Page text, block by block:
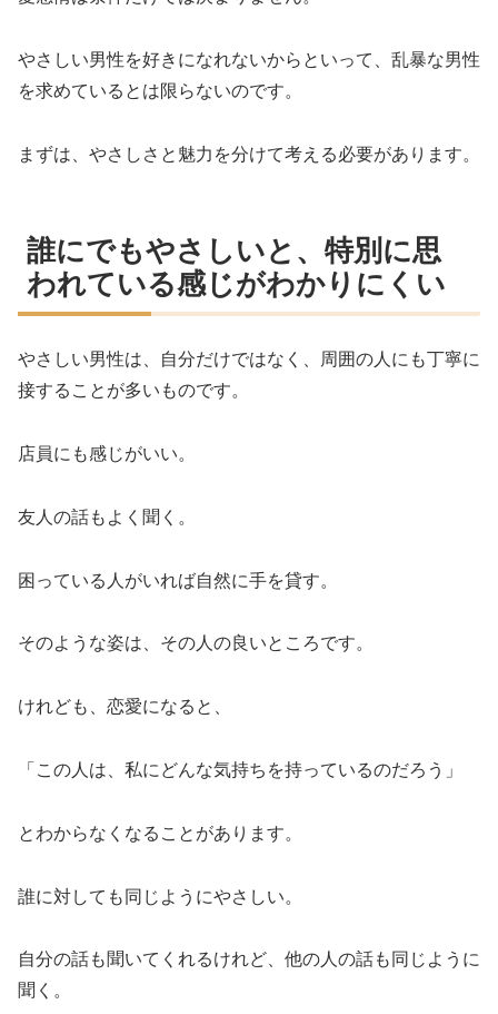
やさしい男性を好きになれないからといって、乱暴な男性
を求めているとは限らないのです。
まずは、やさしさと魅力を分けて考える必要があります。
誰にでもやさしいと、特別に思
われている感じがわかりにくい
やさしい男性は、自分だけではなく、周囲の人にも丁寧に
接することが多いものです。
店員にも感じがいい。
友人の話もよく聞く。
困っている人がいれば自然に手を貸す。
そのような姿は、その人の良いところです。
けれども、恋愛になると、
「この人は、私にどんな気持ちを持っているのだろう」
とわからなくなることがあります。
誰に対しても同じようにやさしい。
自分の話も聞いてくれるけれど、他の人の話も同じように
聞く。